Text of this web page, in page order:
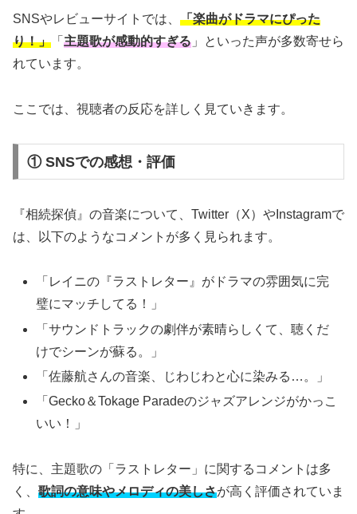
SNSやレビューサイトでは、 「楽曲がドラマにぴった
り！」 「 主題歌が感動的すぎる 」といった声が多数寄せら
れています。
ここでは、視聴者の反応を詳しく見ていきます。
① SNSでの感想・評価
『相続探偵』の音楽について、Twitter（X）やInstagramで
は、以下のようなコメントが多く見られます。
「レイニの『ラストレター』がドラマの雰囲気に完
璧にマッチしてる！」
「サウンドトラックの劇伴が素晴らしくて、聴くだ
けでシーンが蘇る。」
「佐藤航さんの音楽、じわじわと心に染みる…。」
「Gecko＆Tokage Paradeのジャズアレンジがかっこ
いい！」
特に、主題歌の「ラストレター」に関するコメントは多
く、 歌詞の意味やメロディの美しさが高く評価されていま